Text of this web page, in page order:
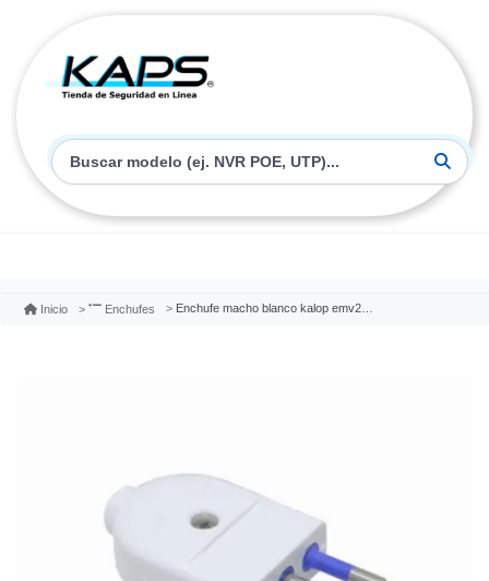
Inicio Enchufes Enchufe macho blanco kalop emv2ptz